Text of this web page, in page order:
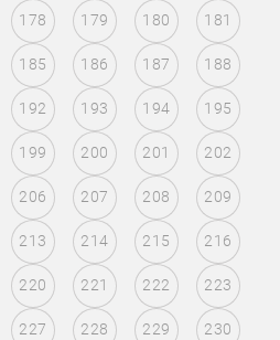
178 179 180 181
185 186 187 188
192 193 194 195
199 200 201 202
206 207 208 209
213 214 215 216
220 221 222 223
227 228 229 230